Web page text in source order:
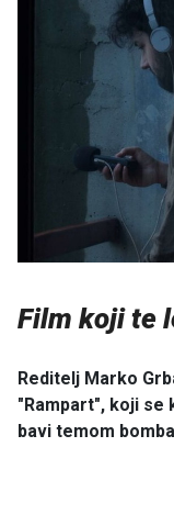
Film koji te
Reditelj Marko
"Rampart", koji se
bavi temom